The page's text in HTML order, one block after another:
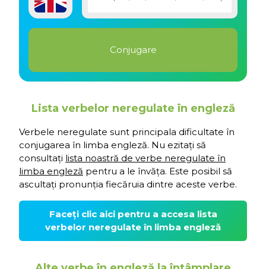
Lista verbelor neregulate în engleză
Verbele neregulate sunt principala dificultate în
conjugarea în limba engleză. Nu ezitați să
consultați lista noastră de verbe neregulate în
limba engleză pentru a le învăța. Este posibil să
ascultați pronunția fiecăruia dintre aceste verbe.
Faceți clic aici pentru a accesa lista
verbelor neregulate în limba engleză